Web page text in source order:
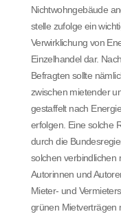
Nichtwohngebäude
stelle zufolge ein
Verwirklichung von
Einzelhandel dar.
Befragten sollte
zwischen mietender
gestaffelt nach
erfolgen. Eine solche
durch die
solchen verbindlichen
Autorinnen und
Mieter- und
grünen Mietverträgen